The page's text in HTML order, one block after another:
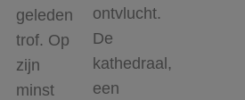
geleden
trof. Op
zijn
minst
ontvlucht.
De
kathedraal,
een